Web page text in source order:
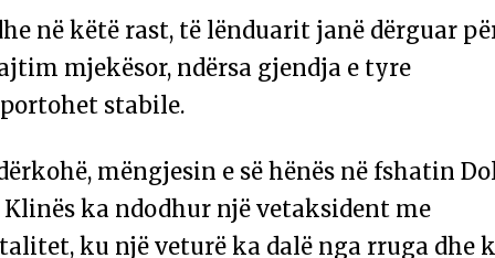
në këtë rast, të lënduarit janë dërguar
mjekësor, ndërsa gjendja e tyre
stabile.
mëngjesin e së hënës në fshatin
Klinës ka ndodhur një vetaksident me
ku një veturë ka dalë nga rruga dhe